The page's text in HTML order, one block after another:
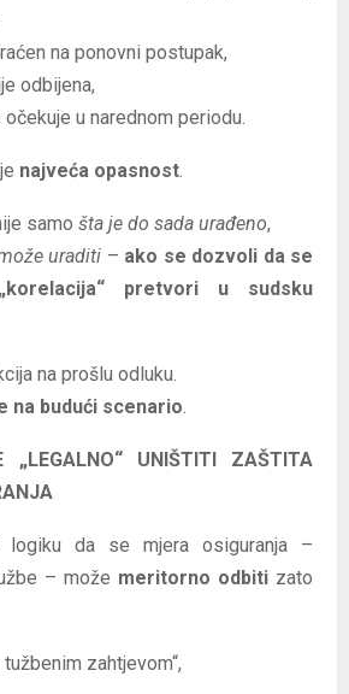
na ponovni postupak,
odbijena,
u narednom periodu.
najveća opasnost
samo šta je do sada urađeno,
uraditi – ako se dozvoli da se
pretvori u sudsku
na prošlu odluku.
na budući scenario
„LEGALNO“ UNIŠTITI ZAŠTITA
logiku da se mjera osiguranja –
– može meritorno odbiti zato
zahtjevom“,